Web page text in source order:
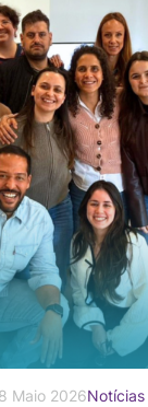
Maio 2026Notícias